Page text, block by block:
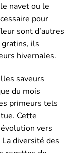
navet ou le
pour
sont d’autres
gratins, ils
hivernales.
saveurs
du mois
primeurs tels
Cette
vers
diversité des